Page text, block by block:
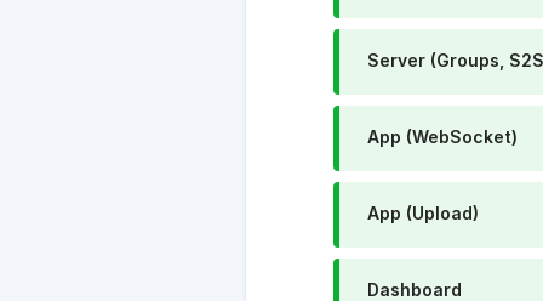
Server (Groups,
App (WebSocket)
App (Upload)
Dashboard